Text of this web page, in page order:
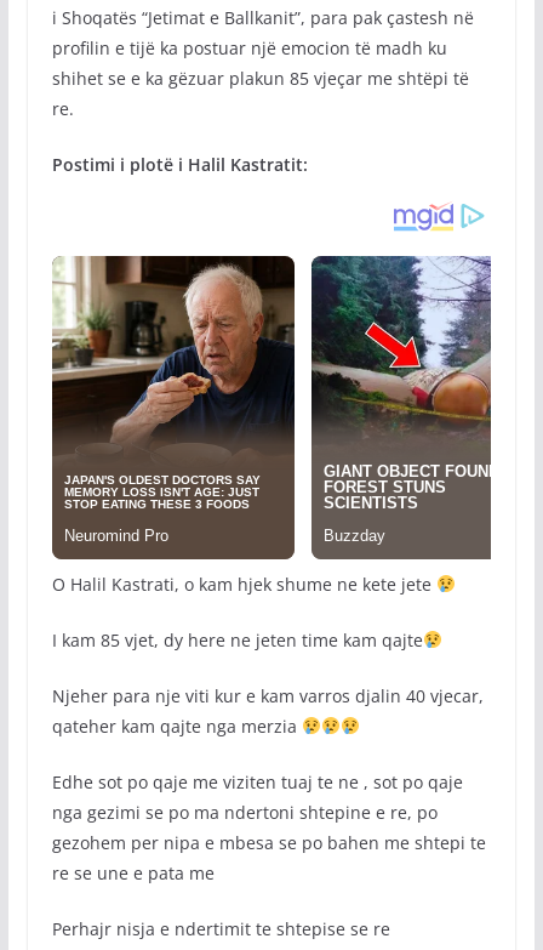
i Shoqatës “Jetimat e Ballkanit”, para pak çastesh në
profilin e tijë ka postuar një emocion të madh ku
shihet se e ka gëzuar plakun 85 vjeçar me shtëpi të
re.
Postimi i plotë i Halil Kastratit:
O Halil Kastrati, o kam hjek shume ne kete jete
I kam 85 vjet, dy here ne jeten time kam qajte
Njeher para nje viti kur e kam varros djalin 40 vjecar,
qateher kam qajte nga merzia
Edhe sot po qaje me viziten tuaj te ne , sot po qaje
nga gezimi se po ma ndertoni shtepine e re, po
gezohem per nipa e mbesa se po bahen me shtepi te
re se une e pata me
Perhajr nisja e ndertimit te shtepise se re